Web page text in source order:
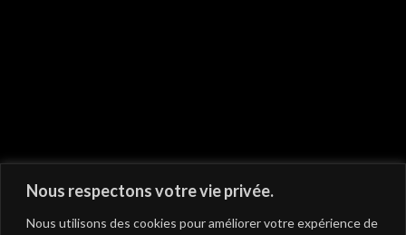
Nous respectons votre vie privée.
Nous utilisons des cookies pour améliorer votre expérience de